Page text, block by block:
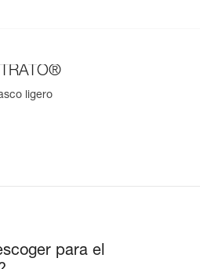
ligero
para el